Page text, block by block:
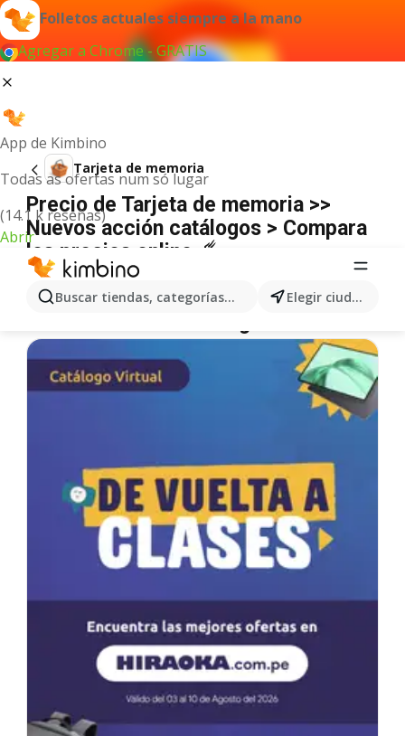
Folletos actuales siempre a la mano
Agregar a Chrome - GRATIS
App de Kimbino
Todas as ofertas num só lugar
(14.1 k reseñas)
Abrir
Buscar tiendas, categorías, productos... Elegir ciudad
Tarjeta de memoria
Precio de Tarjeta de memoria >>
Nuevos acción catálogos > Compara
los precios online ☄️
No hemos encontrado resultados para este
término.